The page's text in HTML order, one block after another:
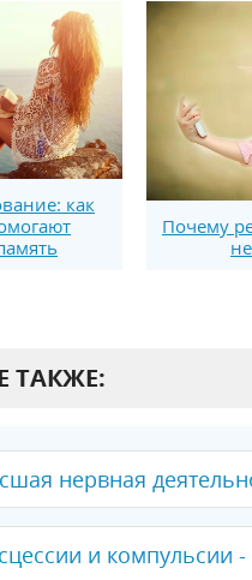
как
Почему
ТАКЖЕ:
нервная
и компульсии -